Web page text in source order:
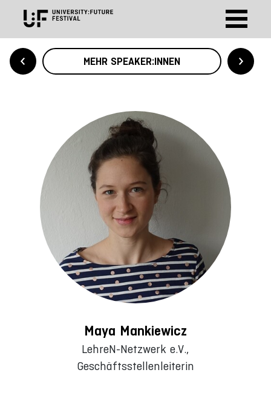
MEHR SPEAKER:INNEN
Maya Mankiewicz
LehreN-Netzwerk e.V.,
Geschäftsstellenleiterin